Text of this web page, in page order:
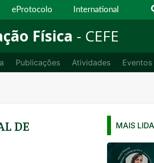
eProtocolo International
Física - CEFE
Publicações Atividades Eventos
DE
MAIS